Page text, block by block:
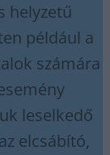
helyzetű
például a
számára
leselkedő
elcsábító,